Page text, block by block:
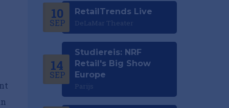
10
SEP
RetailTrends Live
DeLaMar Theater
14
SEP
Studiereis: NRF
Retail's Big Show
Europe
Parijs